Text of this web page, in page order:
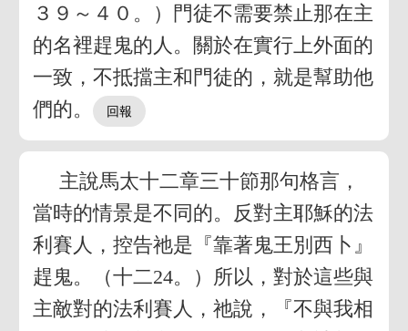
３９～４０。）門徒不需要禁止那在主
的名裡趕鬼的人。關於在實行上外面的
一致，不抵擋主和門徒的，就是幫助他
們的。
主說馬太十二章三十節那句格言，
當時的情景是不同的。反對主耶穌的法
利賽人，控告祂是『靠著鬼王別西卜』
趕鬼。（十二24。）所以，對於這些與
主敵對的法利賽人，祂說，『不與我相